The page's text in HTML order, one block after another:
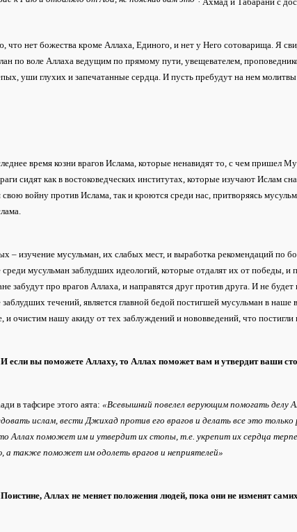
что нет божества кроме Аллаха, Единого, и нет у Него сотоварища. Я
по воле Аллаха ведущим по прямому пути, увещевателем,
уши глухих и запечатанные сердца. И пусть пребудут на нем
время козни врагов Ислама, которые ненавидят то, с чем пришел
сидят как в востоковедческих институтах, которые изучают Ислам
свою войну против Ислама, так и кроются среди нас, притворяясь
– изучение мусульман, их слабых мест, и выработка рекомендаций по
среди мусульман заблудших идеологий, которые отдалят их от победы, и
забудут про врагов Аллаха, и направятся друг против друга. И не
заблудших течений, является главной бедой постигшей мусульман в
и очистим нашу акиду от тех заблуждений и нововведений, что постигли
если вы поможете Аллаху, то Аллах поможет вам и утвердит ваши
в тафсире этого аята: «Всевышний повелел верующим помогать делу
ислам, вести Джихад против его врагов и делать все это
Аллах поможет им и утвердит их стопы, т.е. укрепит их сердца
а также поможет им одолеть врагов и неприятелей»
Аллах не меняет положения людей, пока они не изменят